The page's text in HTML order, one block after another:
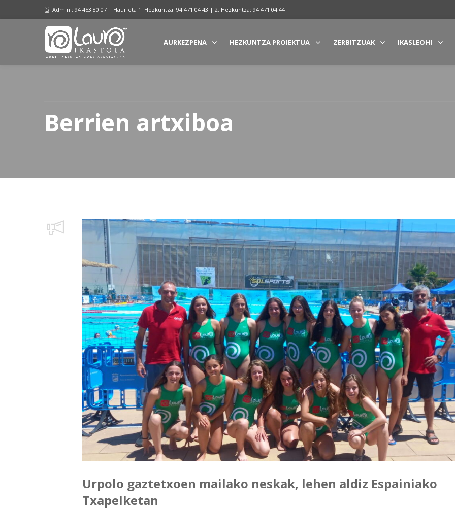
Admin.: 94 453 80 07 | Haur eta 1. Hezkuntza: 94 471 04 43 | 2. Hezkuntza: 94 471 04 44
AURKEZPENA HEZKUNTZA PROIEKTUA ZERBITZUAK IKASLEOHI
Berrien artxiboa
Urpolo gaztetxoen mailako neskak, lehen aldiz Espainiako
Txapelketan